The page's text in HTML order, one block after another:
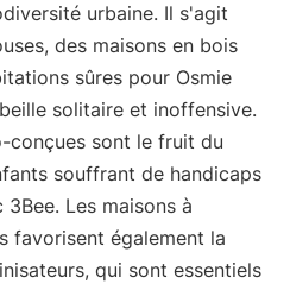
urbaine. Il s'agit
des maisons en bois
sûres pour Osmie
solitaire et inoffensive.
conçues sont le fruit du
souffrant de handicaps
Les maisons à
favorisent également la
qui sont essentiels